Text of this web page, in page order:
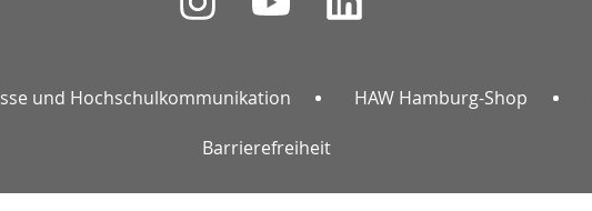
und Hochschulkommunikation HAW Hamburg-Shop
Barrierefreiheit